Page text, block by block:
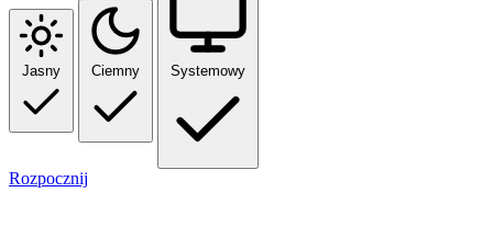
Jasny Ciemny Systemowy
Rozpocznij